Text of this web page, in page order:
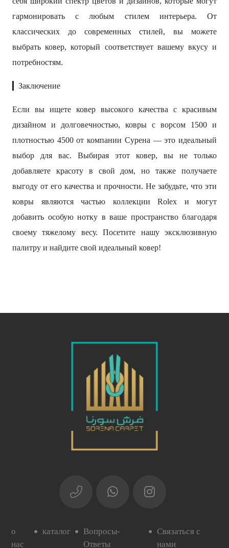
гармонировать с любым стилем интерьера. От
классических до современных стилей, вы можете
выбрать ковер, который соответствует вашему вкусу и
потребностям.
▎Заключение
Если вы ищете ковер высокого качества с красивым
дизайном и долговечностью, ковры с ворсом 1500 и
плотностью 4500 от компании Сурена — это идеальный
выбор для вас. Выбирая этот ковер, вы не только
добавляете красоту в свой дом, но также получаете
выгоду от его качества и прочности. Не забудьте, что эти
ковры являются частью коллекции Rolex и могут
добавить особую нотку в ваше пространство благодаря
своему тяжелому весу. Посетите нашу эксклюзивную
палитру и найдите свой идеальный ковер!
о
нас
каталог
Вопросы-
Ответы
Связаться с
нами